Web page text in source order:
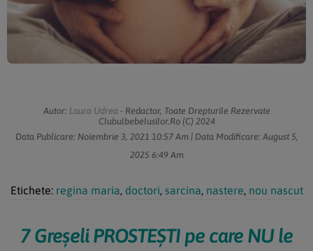
Autor: Laura Udrea - Redactor, Toate Drepturile Rezervate
Clubulbebelusilor.ro (c) 2024
Data Publicare: Noiembrie 3, 2021 10:57 Am | Data Modificare: August 5,
2025 6:49 Am
Etichete: regina maria, doctori, sarcina, nastere, nou nascut
7 Greșeli PROSTEȘTI pe care NU le